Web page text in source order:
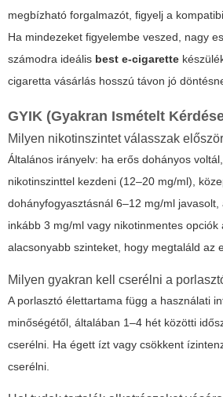
megbízható forgalmazót, figyelj a
Ha mindezeket figyelembe veszed, nagy
számodra ideális best e-cigarette
cigaretta vásárlás hosszú távon jó
GYIK (Gyakran Ismételt
Milyen nikotinszintet válasszak
Általános irányelv: ha erős dohányos
nikotinszinttel kezdeni (12–20 mg/ml),
dohányfogyasztásnál 6–12 mg/ml
inkább 3 mg/ml vagy nikotinmentes opciók
alacsonyabb szinteket, hogy megtaláld az
Milyen gyakran kell cserélni a
A porlasztó élettartama függ a használati
minőségétől, általában 1–4 hét közötti
cserélni. Ha égett ízt vagy csökkent
cserélni.